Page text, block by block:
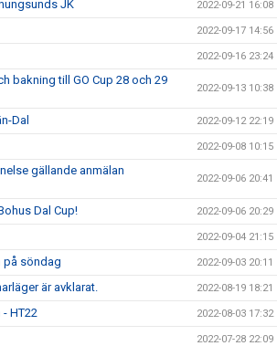
JK 2022-09-21 16:08
2022-09-17 14:56
2022-09-16 23:24
bakning till GO Cup 28 och 29
2022-09-13 10:38
Dal 2022-09-12 22:19
2022-09-08 10:15
gällande anmälan
2022-09-06 20:41
Dal Cup! 2022-09-06 20:29
2022-09-04 21:15
på söndag 2022-09-03 20:11
är avklarat. 2022-08-19 18:21
HT22 2022-08-03 17:32
2022-07-28 22:09